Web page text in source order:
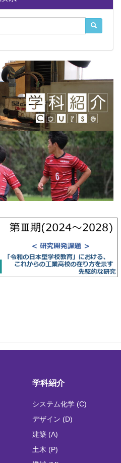
学科紹介
システム化学 (C)
デザイン (D)
建築 (A)
土木 (P)